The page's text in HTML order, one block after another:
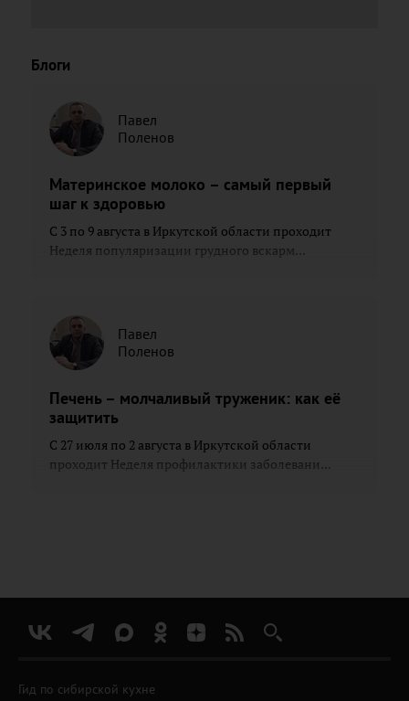
Блоги
Павел
Поленов
Материнское молоко – самый первый
шаг к здоровью
С 3 по 9 августа в Иркутской области проходит
Неделя популяризации грудного вскарм...
Павел
Поленов
Печень – молчаливый труженик: как её
защитить
С 27 июля по 2 августа в Иркутской области
проходит Неделя профилактики заболевани...
Гид по сибирской кухне